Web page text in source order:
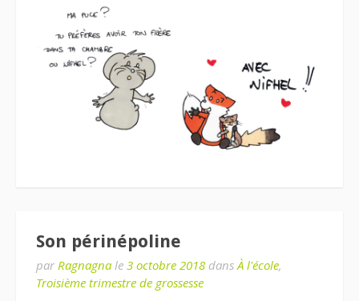
Son périnépoline
par Ragnagna le 3 octobre 2018 dansÀ l'école,
Troisième trimestre de grossesse